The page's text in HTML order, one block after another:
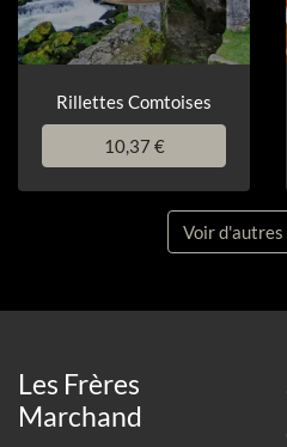
Rillettes Comtoises
10,37 €
Voir
Les Frères
Marchand